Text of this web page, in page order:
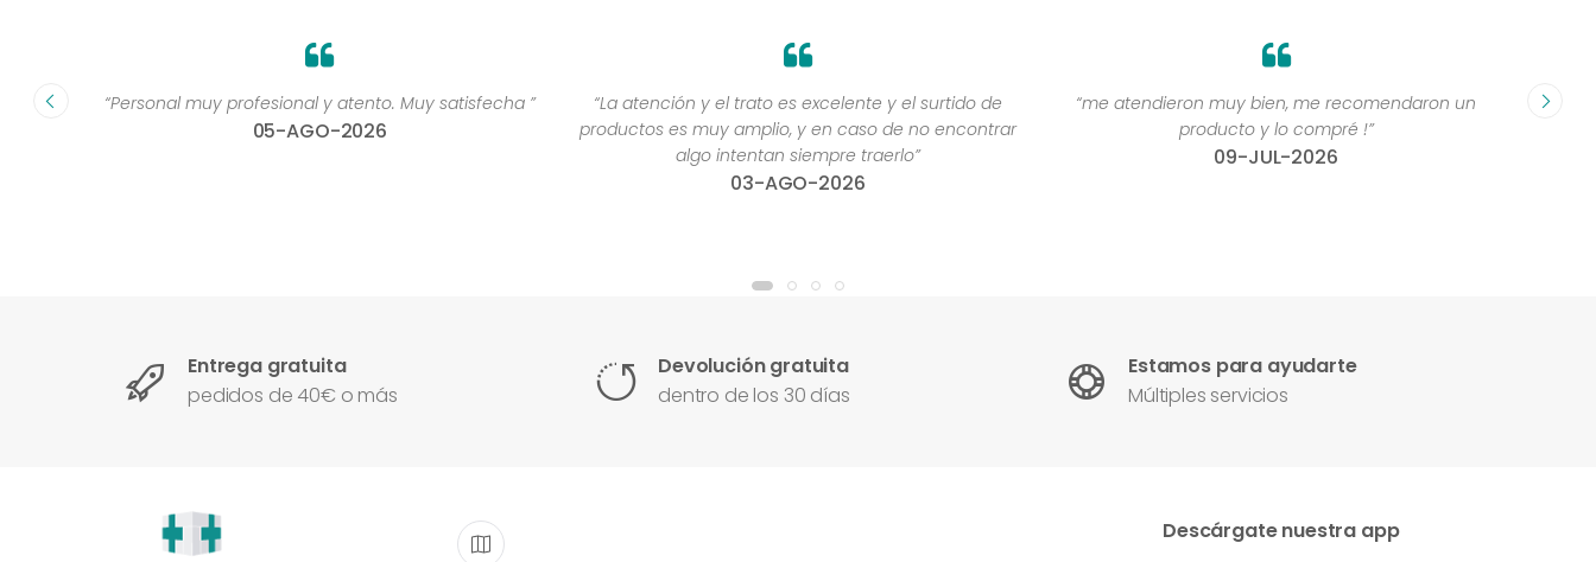
muy “Personal muy profesional y atento. Muy satisfecha ”
05-AGO-2026
“La atención y el trato es excelente y el surtido de
productos es muy amplio, y en caso de no encontrar
algo intentan siempre traerlo”
03-AGO-2026
“me atendieron muy bien, me recomendaron un
producto y lo compré !”
09-JUL-2026
Entrega gratuita
pedidos de 40€ o más
Devolución gratuita
dentro de los 30 días
Estamos para ayudarte
Múltiples servicios
Descárgate nuestra app